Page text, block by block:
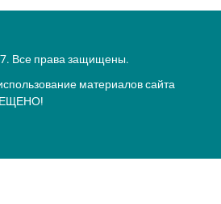
Все права защищены.
материалов сайта